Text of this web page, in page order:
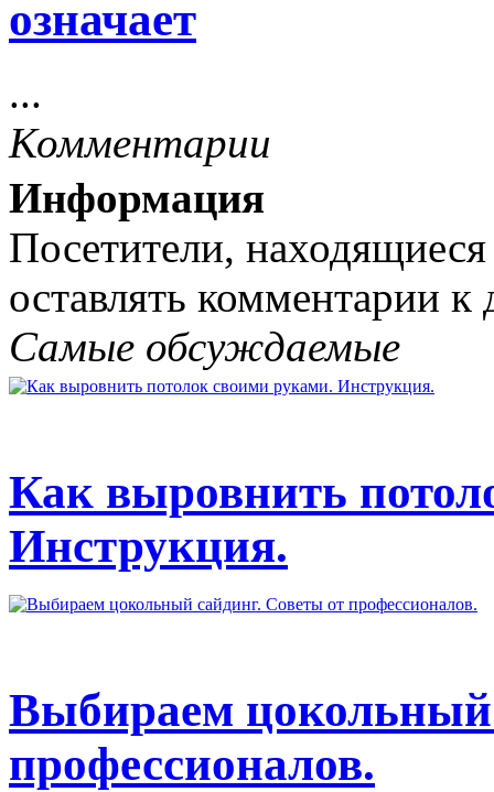
означает
...
Комментарии
Информация
Посетители,
оставлять комментарии
Самые обсуждаемые
Как выровнить
Инструкция.
Выбираем цокольный
профессионалов.